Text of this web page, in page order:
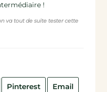
!
va tout de suite tester cette
Pinterest Email